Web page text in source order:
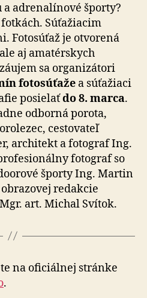
adrenalínové športy?
Súťažiacim
Fotosúťaž je otvorená
aj ama­tér­skych
sa organizátori
fotosúťaže a súťažiaci
posielaťdo 8. marca.
odborná porota,
cestovateľ
architekt a fotograf Ing.
fotograf so
športy Ing. Martin
redakcie
art. Michal Svítok.
na oficiálnej stránke
.